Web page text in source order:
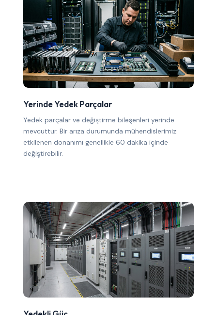
Yerinde Yedek Parçalar
Yedek parçalar ve değiştirme bileşenleri yerinde
mevcuttur. Bir arıza durumunda mühendislerimiz
etkilenen donanımı genellikle 60 dakika içinde
değiştirebilir.